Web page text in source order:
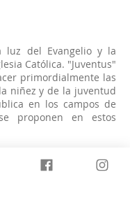
luz del Evangelio y la
Católica. "Juventus"
primordialmente las
niñez y de la juventud
en los campos de
proponen en estos
"Juventus promoverá
humano integral de